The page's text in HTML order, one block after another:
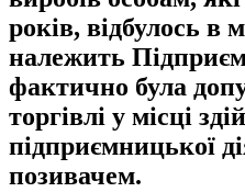
років, відбулось в
належить
фактично була
торгівлі у місці
підприємницької
позивачем.